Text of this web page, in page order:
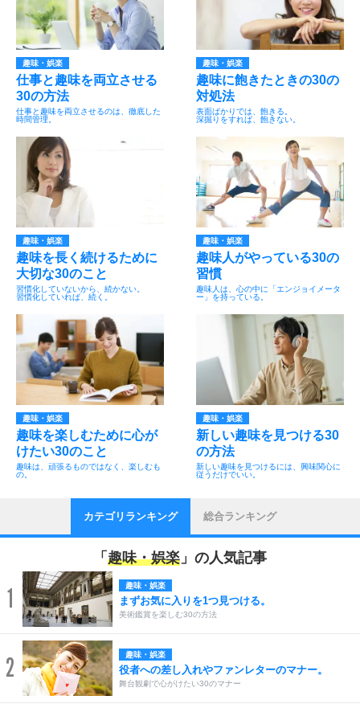
趣味・娯楽
仕事と趣味を両立させる
30の方法
仕事と趣味を両立させるのは、徹底した
時間管理。
趣味・娯楽
趣味に飽きたときの30の
対処法
表面ばかりでは、飽きる。
深掘りをすれば、飽きない。
趣味・娯楽
趣味を長く続けるために
大切な30のこと
習慣化していないから、続かない。
習慣化していれば、続く。
趣味・娯楽
趣味人がやっている30の
習慣
趣味人は、心の中に「エンジョイメータ
ー」を持っている。
趣味・娯楽
趣味を楽しむために心が
けたい30のこと
趣味は、頑張るものではなく、楽しむも
の。
趣味・娯楽
新しい趣味を見つける30
の方法
新しい趣味を見つけるには、興味関心に
従うだけでいい。
カテゴリランキング 総合ランキング
「 趣味・娯楽 」の人気記事
1 趣味・娯楽
まずお気に入りを1つ見つける。
美術鑑賞を楽しむ30の方法
2 趣味・娯楽
役者への差し入れやファンレターのマナー。
舞台観劇で心がけたい30のマナー